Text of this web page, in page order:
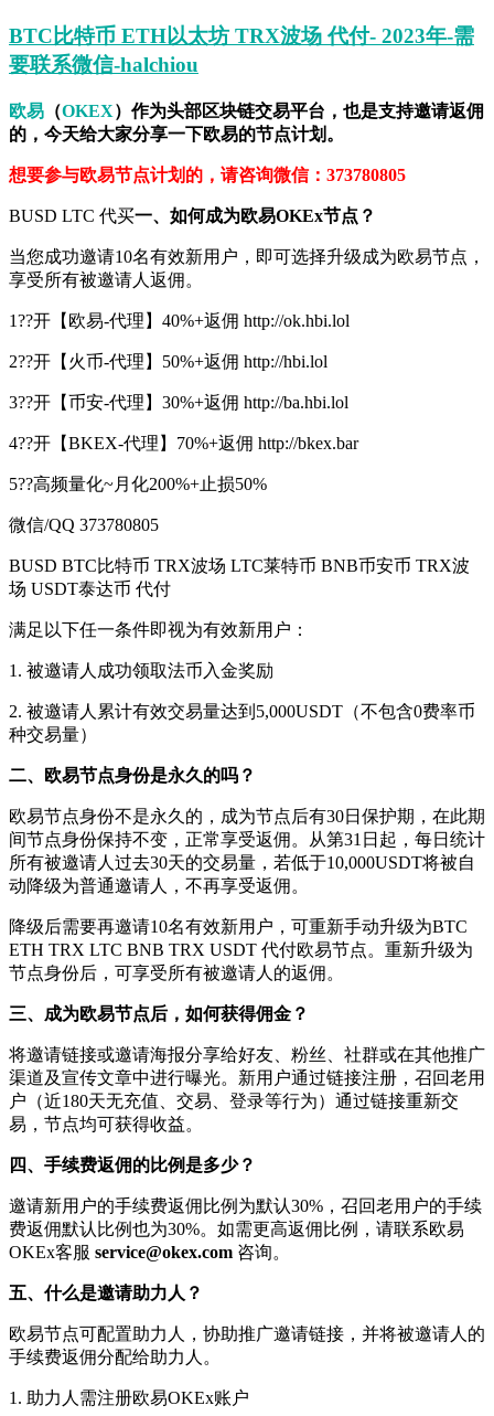
BTC比特币 ETH以太坊 TRX波场 代付- 2023年-需
要联系微信-halchiou
欧易 （OKEX）作为头部区块链交易平台，也是支持邀请返佣
的，今天给大家分享一下欧易的节点计划。
想要参与欧易节点计划的，请咨询微信：373780805
BUSD LTC 代买一、如何成为欧易OKEx节点？
当您成功邀请10名有效新用户，即可选择升级成为欧易节点，
享受所有被邀请人返佣。
1??开【欧易-代理】40%+返佣 http://ok.hbi.lol
2??开【火币-代理】50%+返佣 http://hbi.lol
3??开【币安-代理】30%+返佣 http://ba.hbi.lol
4??开【BKEX-代理】70%+返佣 http://bkex.bar
5??高频量化~月化200%+止损50%
微信/QQ 373780805
BUSD BTC比特币 TRX波场 LTC莱特币 BNB币安币 TRX波
场 USDT泰达币 代付
满足以下任一条件即视为有效新用户：
1. 被邀请人成功领取法币入金奖励
2. 被邀请人累计有效交易量达到5,000USDT（不包含0费率币
种交易量）
二、欧易节点身份是永久的吗？
欧易节点身份不是永久的，成为节点后有30日保护期，在此期
间节点身份保持不变，正常享受返佣。从第31日起，每日统计
所有被邀请人过去30天的交易量，若低于10,000USDT将被自
动降级为普通邀请人，不再享受返佣。
降级后需要再邀请10名有效新用户，可重新手动升级为BTC
ETH TRX LTC BNB TRX USDT 代付欧易节点。重新升级为
节点身份后，可享受所有被邀请人的返佣。
三、成为欧易节点后，如何获得佣金？
将邀请链接或邀请海报分享给好友、粉丝、社群或在其他推广
渠道及宣传文章中进行曝光。新用户通过链接注册，召回老用
户（近180天无充值、交易、登录等行为）通过链接重新交
易，节点均可获得收益。
四、手续费返佣的比例是多少？
邀请新用户的手续费返佣比例为默认30%，召回老用户的手续
费返佣默认比例也为30%。如需更高返佣比例，请联系欧易
OKEx客服 service@okex.com 咨询。
五、什么是邀请助力人？
欧易节点可配置助力人，协助推广邀请链接，并将被邀请人的
手续费返佣分配给助力人。
1. 助力人需注册欧易OKEx账户